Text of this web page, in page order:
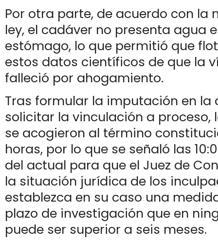
Por otra parte, de acuerdo con la
ley, el cadáver no presenta agua
estómago, lo que permitió que
estos datos científicos de que la
falleció por ahogamiento.
Tras formular la imputación en la
solicitar la vinculación a proceso,
se acogieron al término
horas, por lo que se señaló las
del actual para que el Juez de
la situación jurídica de los
establezca en su caso una
plazo de investigación que en
puede ser superior a seis meses.